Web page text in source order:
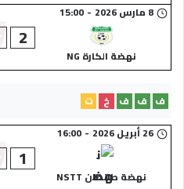
8 مارس 2026 -
15:00
نهضة الكارة NG
2
ف ف ف خ
ت
26 أبريل 2026 -
16:00
نهضة طانطان NSTT
1